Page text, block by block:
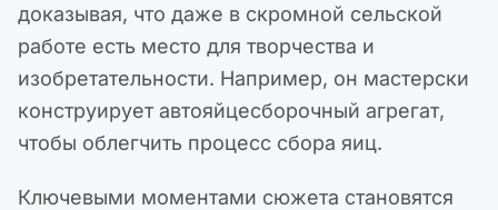
доказывая, что даже в скромной сельской
работе есть место для творчества и
изобретательности. Например, он мастерски
конструирует автояйцесборочный агрегат,
чтобы облегчить процесс сбора яиц.
Ключевыми моментами сюжета становятся